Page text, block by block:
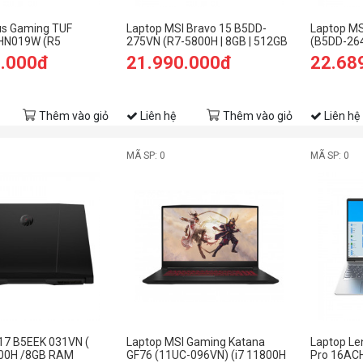
Gaming TUF
(R5
RAM/512GB
144hz/GTX 1650
Thêm vào giỏ
Laptop MSI Bravo 15 B5DD-
275VN (R7-5800H | 8GB | 512GB
| Radeon™ RX5500M 4GB | 15.6'
FHD | Win 11)
21.990.000đ
Liên hệ Thêm vào giỏ
Laptop
(B5DD-
RAM/
4GB/15.6
Liên hệ
B5EEK 031VN (
/8GB RAM
MÃ SP: 0
Laptop MSI Gaming Katana
GF76 (11UC-096VN) (i7 11800H
MÃ SP: 0
Laptop
Pro